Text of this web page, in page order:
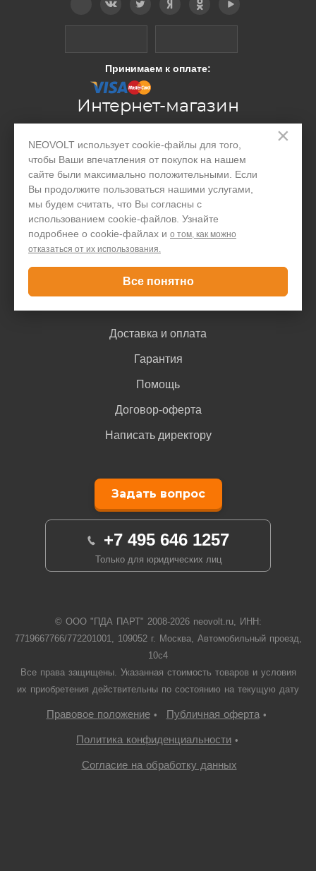
×
NEOVOLT использует cookie-файлы для того,
чтобы Ваши впечатления от покупок на нашем
сайте были максимально положительными. Если
Вы продолжите пользоваться нашими услугами,
мы будем считать, что Вы согласны с
использованием cookie-файлов. Узнайте
подробнее о cookie-файлах и о том, как можно
отказаться от их использования.
Все понятно
Принимаем к оплате:
Интернет-магазин
Производство
Организациям
Акции и скидки
Блог
Контакты
Доставка и оплата
Гарантия
Помощь
Договор-оферта
Написать директору
Задать вопрос
+7 495 646 1257
Только для юридических лиц
© ООО "ПДА ПАРТ" 2008-2026neovolt.ru, ИНН:
7719667766/772201001, 109052 г. Москва, Автомобильный проезд,
10с4
Все права защищены. Указанная стоимость товаров и условия
их приобретения действительны по состоянию на текущую дату
Правовое положение• Публичная оферта•
Политика конфиденциальности •
Согласие на обработку данных